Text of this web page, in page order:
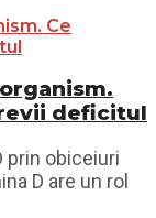
deficitul
prin obiceiuri
D are un rol